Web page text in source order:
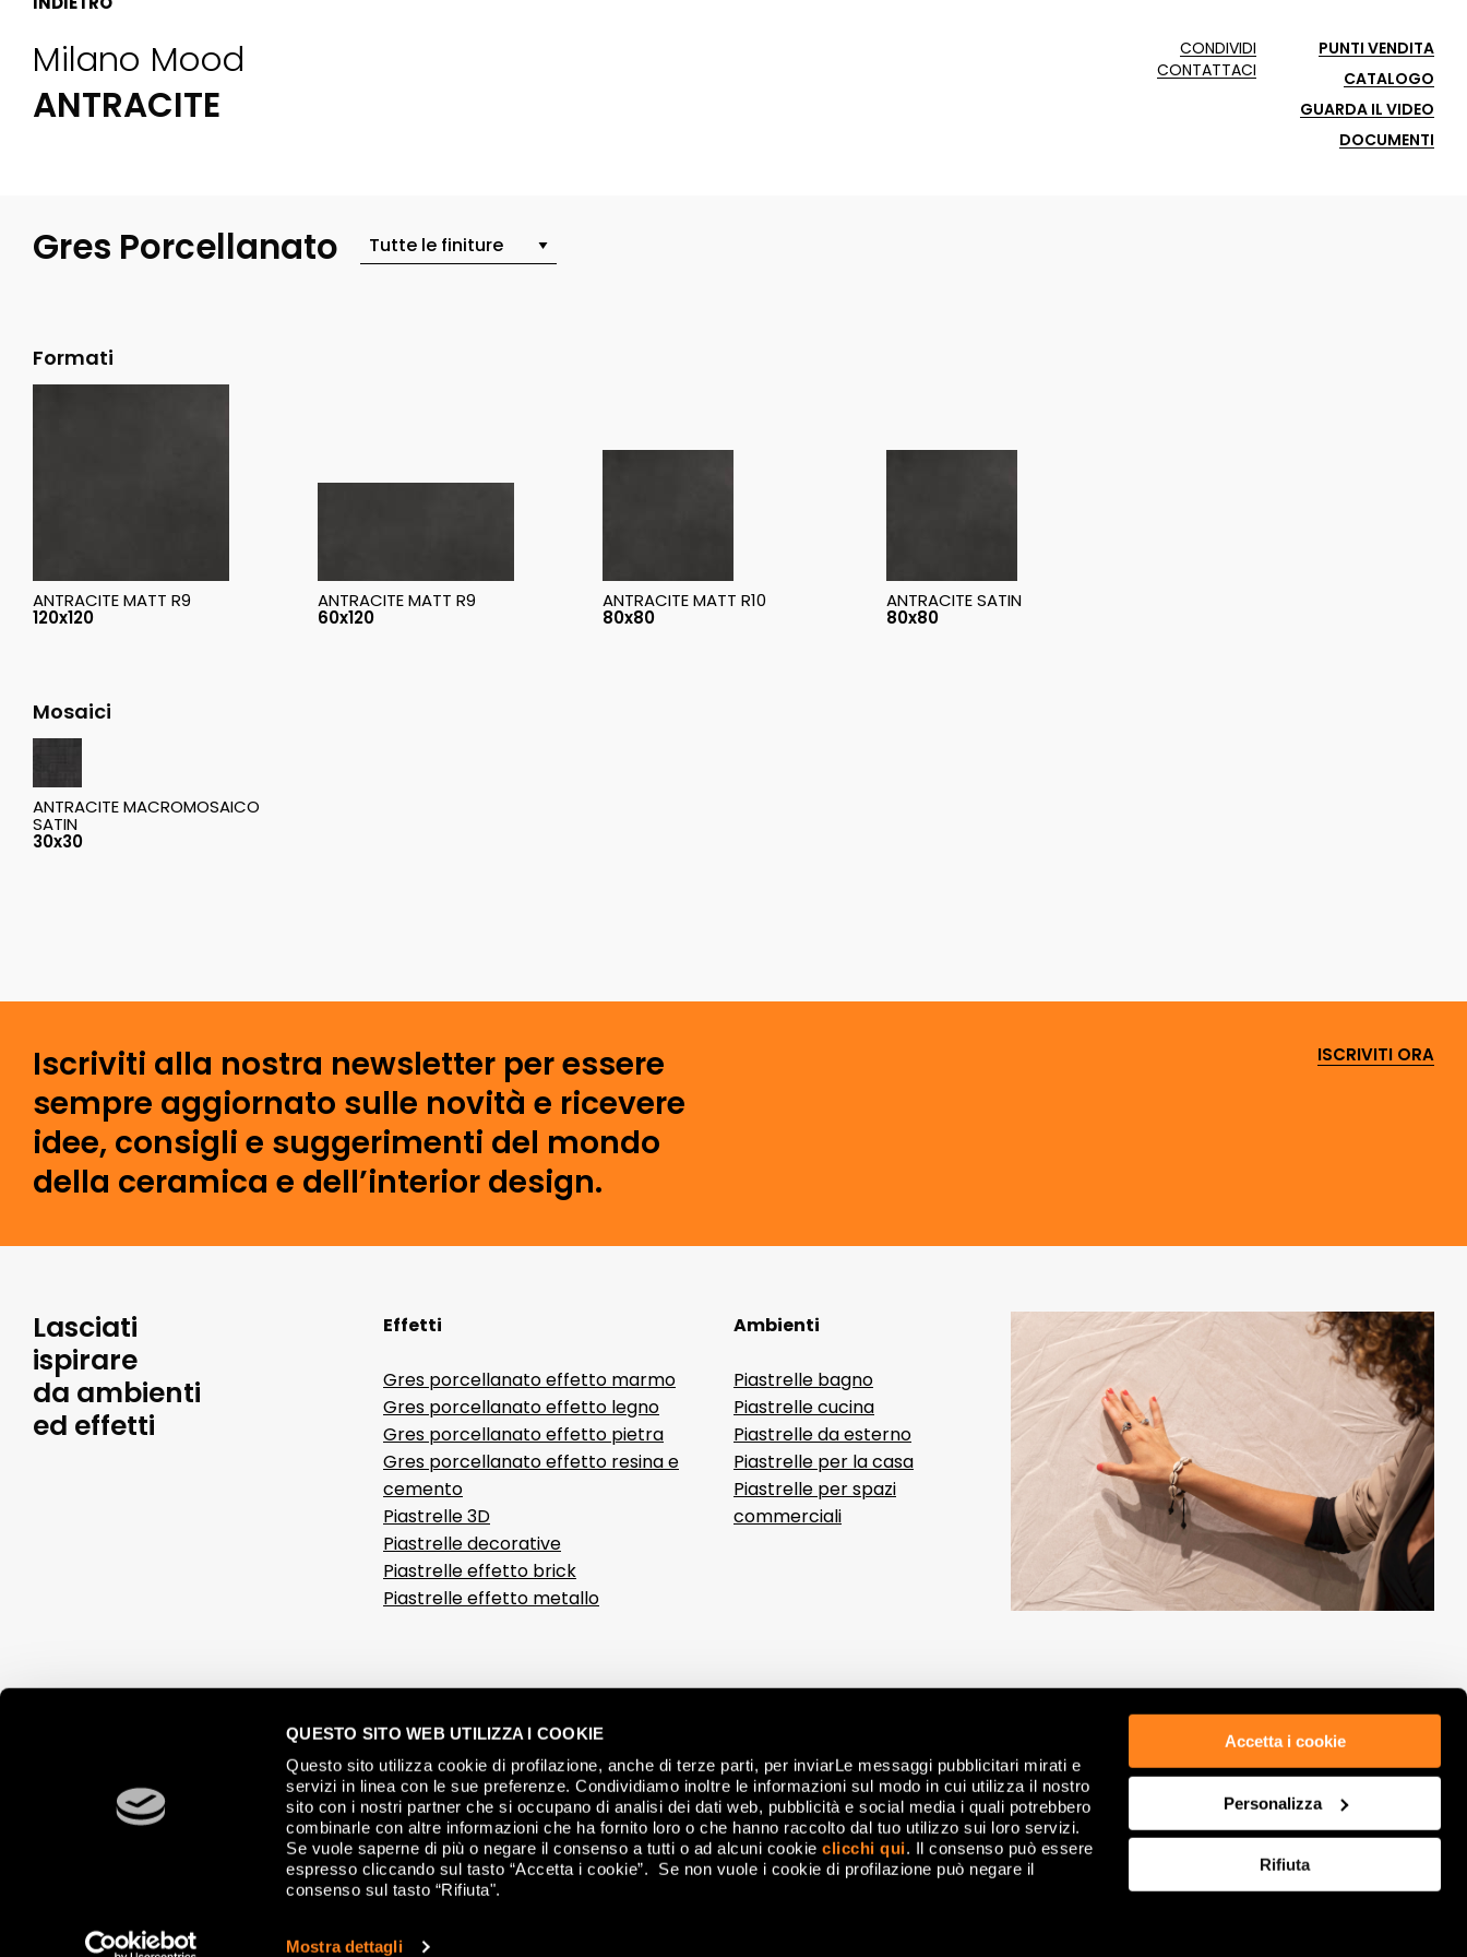
QUESTO SITO WEB UTILIZZA I COOKIE
Questo sito utilizza cookie di profilazione, anche di terze parti, per inviarLe messaggi pubblicitari mirati e
servizi in linea con le sue preferenze. Condividiamo inoltre le informazioni sul modo in cui utilizza il nostro
sito con i nostri partner che si occupano di analisi dei dati web, pubblicità e social media i quali potrebbero
combinarle con altre informazioni che ha fornito loro o che hanno raccolto dal tuo utilizzo sui loro servizi.
Se vuole saperne di più o negare il consenso a tutti o ad alcuni cookieclicchi qui. Il consenso può essere
espresso cliccando sul tasto “Accetta i cookie”. Se non vuole i cookie di profilazione può negare il
consenso sul tasto “Rifiuta".
Mostra dettagli
Accetta i cookie
Personalizza
Rifiuta
Milano Mood
ANTRACITE
CONDIVIDI
CONTATTACI
PUNTI VENDITA
CATALOGO
GUARDA IL VIDEO
DOCUMENTI
Gres Porcellanato
Formati
ANTRACITE MATT R9
120x120
ANTRACITE MATT R9
60x120
ANTRACITE MATT R10
80x80
ANTRACITE SATIN
80x80
Mosaici
ANTRACITE MACROMOSAICO
SATIN
30x30
Iscriviti alla nostra newsletter per essere
sempre aggiornato sulle novità e ricevere
idee, consigli e suggerimenti del mondo
della ceramica e dell’interior design.
ISCRIVITI ORA
Lasciati
ispirare
da ambienti
ed effetti
Effetti
Gres porcellanato effetto marmo
Gres porcellanato effetto legno
Gres porcellanato effetto pietra
Gres porcellanato effetto resina e
cemento
Piastrelle 3D
Piastrelle decorative
Piastrelle effetto brick
Piastrelle effetto metallo
Ambienti
Piastrelle bagno
Piastrelle cucina
Piastrelle da esterno
Piastrelle per la casa
Piastrelle per spazi
commerciali
ETICA & COMPLIANCE
DATI SOCIETARI
CONDIZIONI GENERALI DI VENDITA
CONTATTACI
PRIVACY POLICY
WHISTLEBLOWING
SITEMAP
© 2026 FAP CERAMICHE, Via Ghiarola Nuova, 44 - 41042 Fiorano Modenese (MO) Italy - P.IVA 00179660360